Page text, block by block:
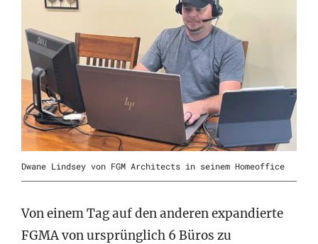
Dwane Lindsey von FGM Architects in seinem Homeoffice
Von einem Tag auf den anderen expandierte
FGMA von ursprünglich 6 Büros zu